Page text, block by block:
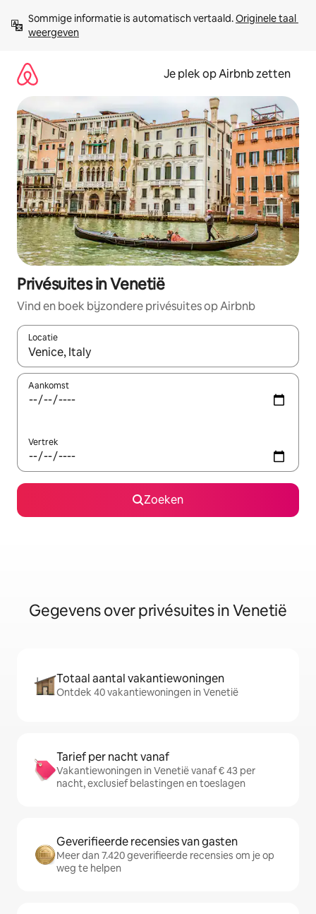
direct
naar
Sommige informatie is automatisch vertaald. Originele taal
weergeven
Je plek op Airbnb zetten
Privésuites in Venetië
Vind en boek bijzondere privésuites op Airbnb
Locatie
Wanneer er resultaten beschikbaar zijn, maak je een keuze
Aankomst
Vertrek
Zoeken
Gegevens over privésuites in Venetië
Totaal aantal vakantiewoningen
Ontdek 40 vakantiewoningen in Venetië
Tarief per nacht vanaf
Vakantiewoningen in Venetië vanaf € 43 per
nacht, exclusief belastingen en toeslagen
Geverifieerde recensies van gasten
Meer dan 7.420 geverifieerde recensies om je op
weg te helpen